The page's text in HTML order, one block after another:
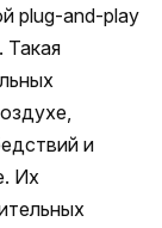
plug-and-play
Такая
и
Их